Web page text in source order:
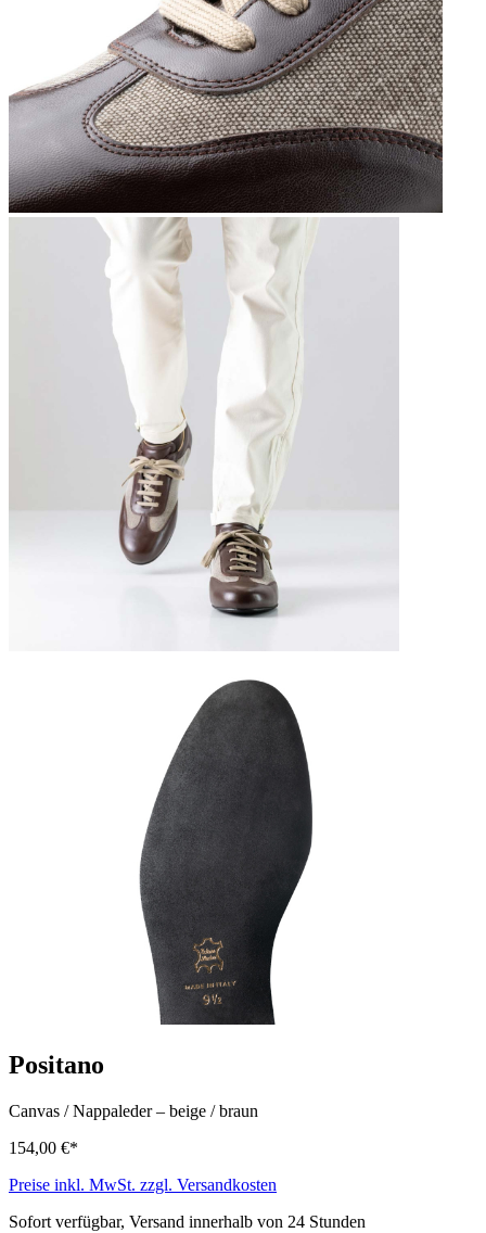
Positano
Canvas / Nappaleder – beige / braun
154,00 €*
Preise inkl. MwSt. zzgl. Versandkosten
Sofort verfügbar, Versand innerhalb von 24 Stunden